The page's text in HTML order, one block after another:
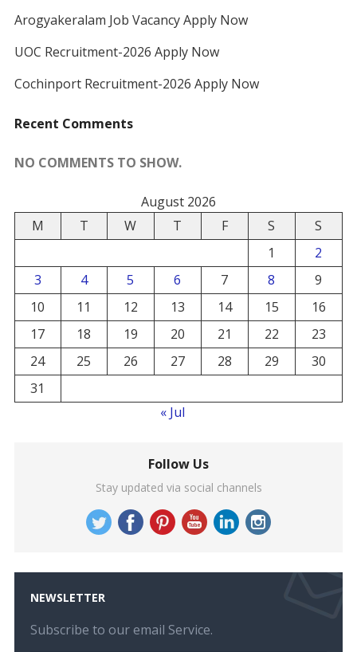
Arogyakeralam Job Vacancy Apply Now
UOC Recruitment-2026 Apply Now
Cochinport Recruitment-2026 Apply Now
Recent Comments
NO COMMENTS TO SHOW.
August 2026
M
T W T F S
S
1
2
3
4 5 6 7 8
9
10
11 12 13 14 15
16
17
18 19 20 21 22
23
24
25 26 27 28 29
30
31
« Jul
Follow Us
Stay updated via social channels
NEWSLETTER
Subscribe to our email Service.